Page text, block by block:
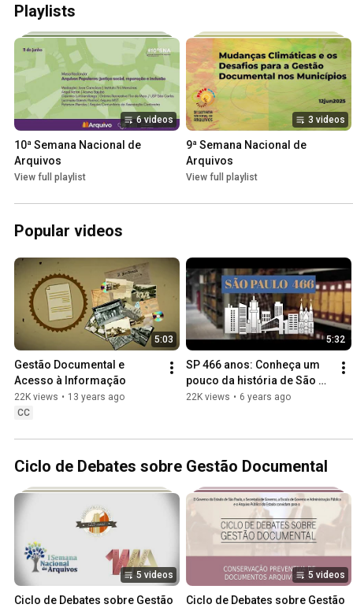
Playlists
6 videos
10ª Semana Nacional de
Arquivos
View full playlist
3 videos
9ª Semana Nacional de
Arquivos
View full playlist
Popular videos
5:03
Gestão Documental e
Acesso à Informação
22K views • 13 years ago
CC
5:32
SP 466 anos: Conheça um
pouco da história de São
Paulo
22K views • 6 years ago
Ciclo de Debates sobre Gestão Documental
5 videos
Ciclo de Debates sobre Gestão
5 videos
Ciclo de Debates sobre Gestão